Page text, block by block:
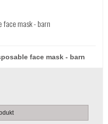
face mask - barn
face mask - barn